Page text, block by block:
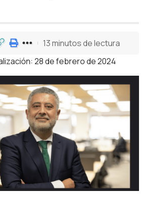
28 de febrero de 2024
13 minutos de lectura